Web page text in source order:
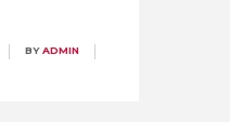
BYADMIN